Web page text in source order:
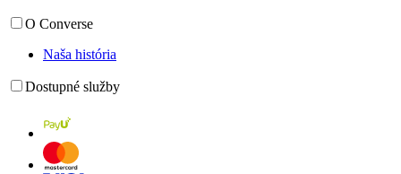
O Converse
Naša história
Dostupné služby